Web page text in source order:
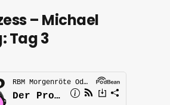
– Michael
Tag 3